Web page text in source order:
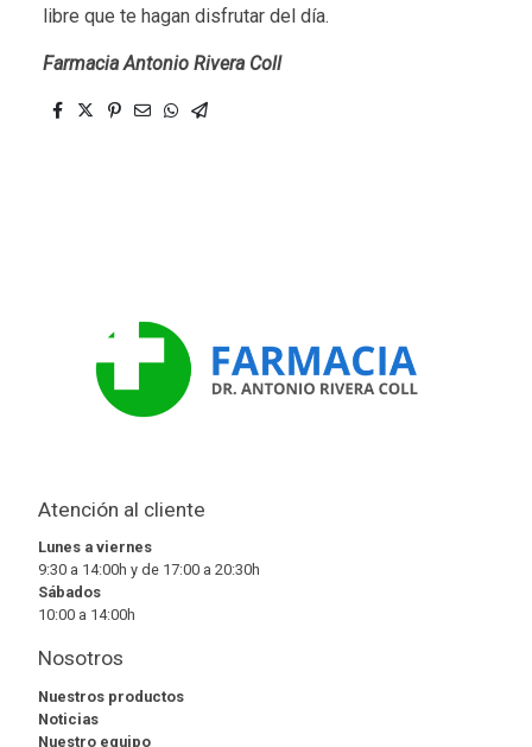
libre que te hagan disfrutar del día.
Farmacia Antonio Rivera Coll
Atención al cliente
Lunes a viernes
9:30 a 14:00h y de 17:00 a 20:30h
Sábados
10:00 a 14:00h
Nosotros
Nuestros productos
Noticias
Nuestro equipo